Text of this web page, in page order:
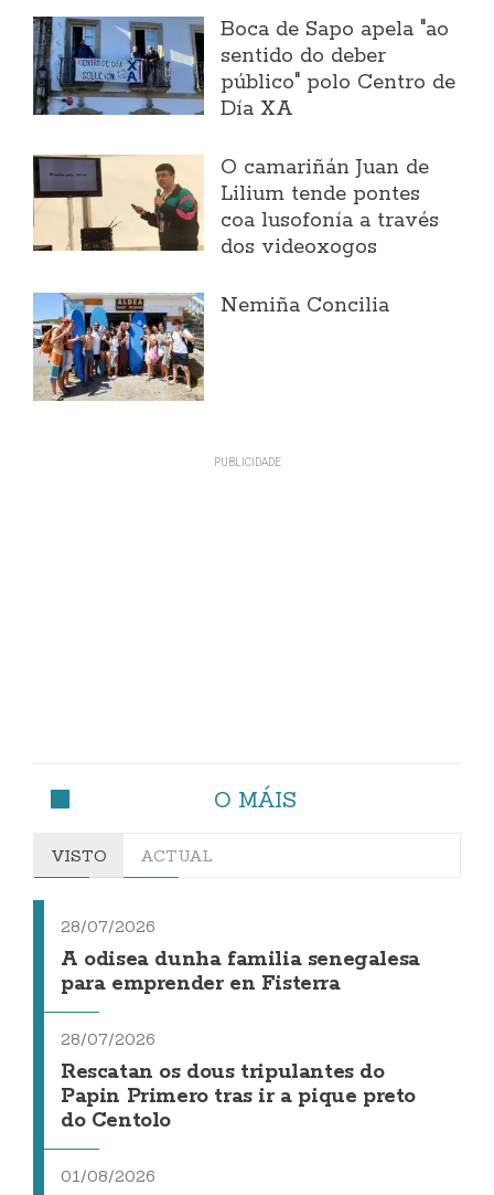
Boca de Sapo apela "ao
sentido do deber
público" polo Centro de
Día XA
O camariñán Juan de
Lilium tende pontes
coa lusofonía a través
dos videoxogos
Nemiña Concilia
O MÁIS
VISTO ACTUAL
28/07/2026
A odisea dunha familia senegalesa
para emprender en Fisterra
28/07/2026
Rescatan os dous tripulantes do
Papin Primero tras ir a pique preto
do Centolo
01/08/2026